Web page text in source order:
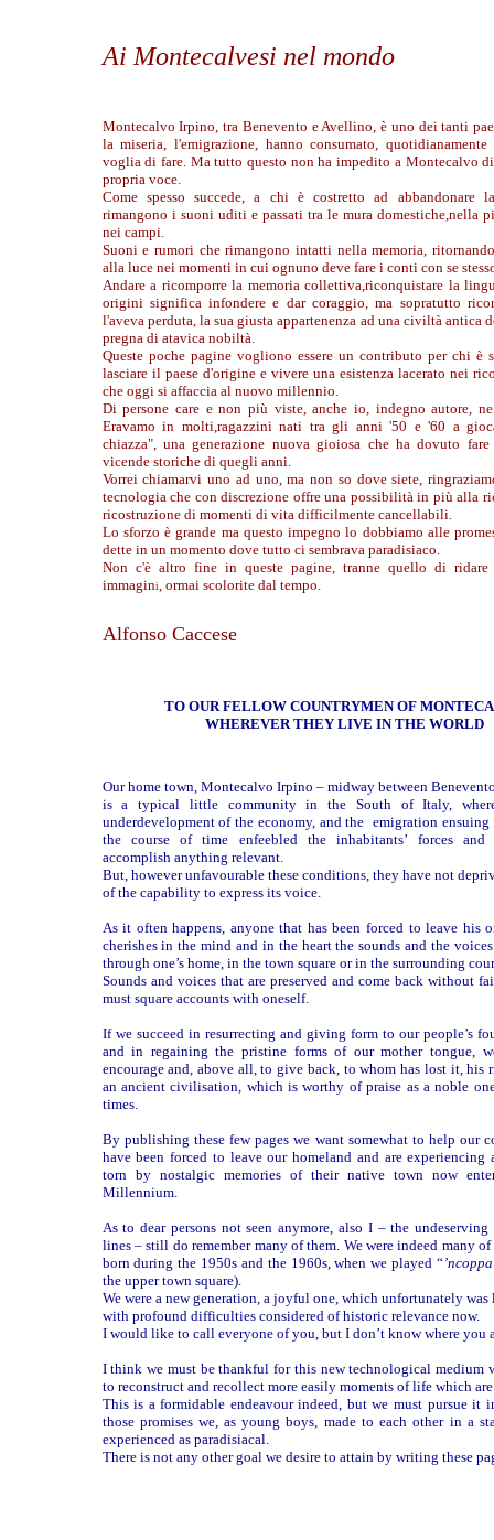
Ai Montecalvesi nel mondo
Montecalvo Irpino, tra Benevento e Avellino, è uno dei tanti
la miseria, l'emigrazione, hanno consumato,
voglia di fare. Ma tutto questo non ha impedito a Montecalvo
propria voce.
Come spesso succede, a chi è costretto ad abbandonare
rimangono i suoni uditi e passati tra le mura domestiche,nella
nei campi.
Suoni e rumori che rimangono intatti nella memoria,
alla luce nei momenti in cui ognuno deve fare i conti con se
Andare a ricomporre la memoria collettiva,riconquistare la
origini significa infondere e dar coraggio, ma sopratutto
l'aveva perduta, la sua giusta appartenenza ad una civiltà antica
pregna di atavica nobiltà.
Queste poche pagine vogliono essere un contributo per chi è
lasciare il paese d'origine e vivere una esistenza lacerato nei
che oggi si affaccia al nuovo millennio.
Di persone care e non più viste, anche io, indegno autore,
Eravamo in molti,ragazzini nati tra gli anni '50 e '60 a
chiazza", una generazione nuova gioiosa che ha dovuto
vicende storiche di quegli anni.
Vorrei chiamarvi uno ad uno, ma non so dove siete,
tecnologia che con discrezione offre una possibilità in più alla
ricostruzione di momenti di vita difficilmente cancellabili.
Lo sforzo è grande ma questo impegno lo dobbiamo alle
dette in un momento dove tutto ci sembrava paradisiaco.
Non c'è altro fine in queste pagine, tranne quello di
immagini, ormai scolorite dal tempo.
Alfonso Caccese
TO OUR FELLOW COUNTRYMEN OF
WHEREVER THEY LIVE IN THE WORLD
Our home town, Montecalvo Irpino – midway between
is a typical little community in the South of Italy,
underdevelopment of the economy, and the emigration
the course of time enfeebled the inhabitants’ forces
accomplish anything relevant.
But, however unfavourable these conditions, they have not
of the capability to express its voice.
As it often happens, anyone that has been forced to leave his
cherishes in the mind and in the heart the sounds and the
through one’s home, in the town square or in the surrounding
Sounds and voices that are preserved and come back without
must square accounts with oneself.
If we succeed in resurrecting and giving form to our people’s
and in regaining the pristine forms of our mother tongue,
encourage and, above all, to give back, to whom has lost it, his
an ancient civilisation, which is worthy of praise as a noble
times.
By publishing these few pages we want somewhat to help our
have been forced to leave our homeland and are
torn by nostalgic memories of their native town now
Millennium.
As to dear persons not seen anymore, also I – the
lines – still do remember many of them. We were indeed many
born during the 1950s and the 1960s, when we played “
the upper town square).
We were a new generation, a joyful one, which unfortunately was
with profound difficulties considered of historic relevance now.
I would like to call everyone of you, but I don’t know where you
I think we must be thankful for this new technological medium
to reconstruct and recollect more easily moments of life which
This is a formidable endeavour indeed, but we must pursue it
those promises we, as young boys, made to each other in a
experienced as paradisiacal.
There is not any other goal we desire to attain by writing these